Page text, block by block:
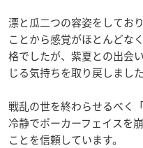
漂と瓜二つの容姿をしてお
ことから感覚がほとんどな
格でしたが、紫夏との出会
じる気持ちを取り戻しました
戦乱の世を終わらせるべく
冷静でポーカーフェイスを
ことを信頼しています。